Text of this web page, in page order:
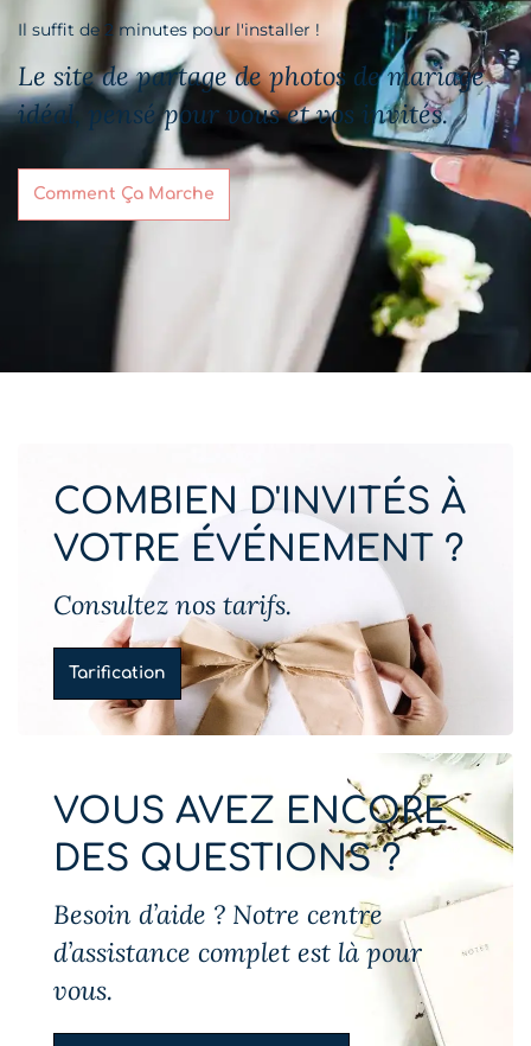
Il suffit de 2 minutes pour l'installer !
Le site de partage de photos de mariage
idéal, pensé pour vous et vos invités.
Comment Ça Marche
COMBIEN D'INVITÉS À
VOTRE ÉVÉNEMENT ?
Consultez nos tarifs.
Tarification
VOUS AVEZ ENCORE
DES QUESTIONS ?
Besoin d’aide ? Notre centre
d’assistance complet est là pour
vous.